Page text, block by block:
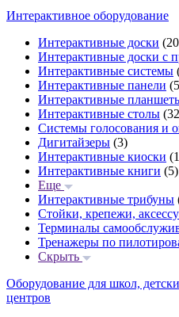
Интерактивное оборудование
Интерактивные доски
Интерактивные доски с
Интерактивные системы
Интерактивные панели
Интерактивные
Интерактивные столы
Системы голосования и
Дигитайзеры (3)
Интерактивные киоски
Интерактивные книги (5)
Еще
Интерактивные трибуны
Стойки, крепежи,
Терминалы
Тренажеры по
Скрыть
Оборудование для школ,
центров